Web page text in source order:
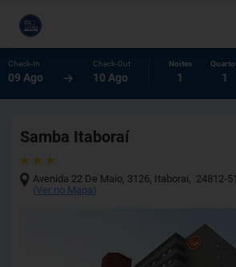
Check-In
09 Ago
Check-Out
10 Ago
Noites
1 1
Samba Itaboraí
Avenida 22 De Maio, 3126, Itaborai, 24812-
(Ver no Mapa)